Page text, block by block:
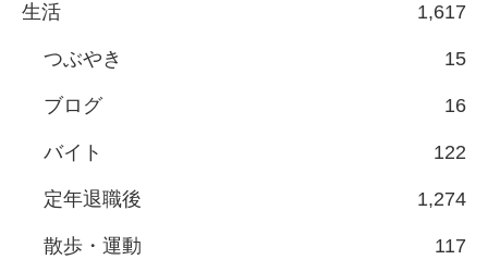
生活 1,617
つぶやき 15
ブログ 16
バイト 122
定年退職後 1,274
散歩・運動 117